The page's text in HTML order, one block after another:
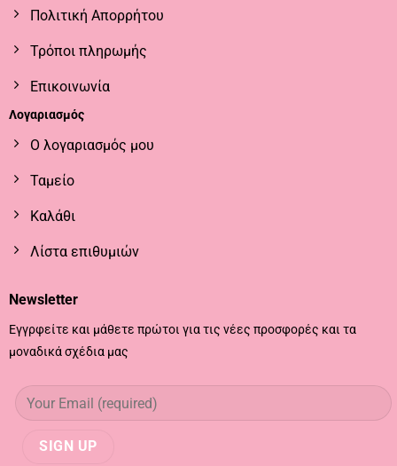
Πολιτική Απορρήτου
Τρόποι πληρωμής
Επικοινωνία
Λογαριασμός
Ο λογαριασμός μου
Ταμείο
Καλάθι
Λίστα επιθυμιών
Newsletter
Εγγρφείτε και μάθετε πρώτοι για τις νέες προσφορές και τα
μοναδικά σχέδια μας